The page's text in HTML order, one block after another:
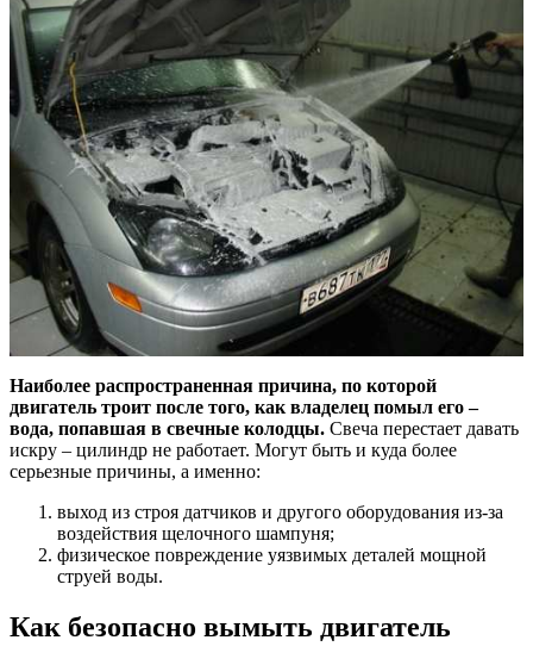
Наиболее распространенная причина, по которой
двигатель троит после того, как владелец помыл его –
вода, попавшая в свечные колодцы. Свеча перестает давать
искру – цилиндр не работает. Могут быть и куда более
серьезные причины, а именно:
выход из строя датчиков и другого оборудования из-за
воздействия щелочного шампуня;
физическое повреждение уязвимых деталей мощной
струей воды.
Как безопасно вымыть двигатель